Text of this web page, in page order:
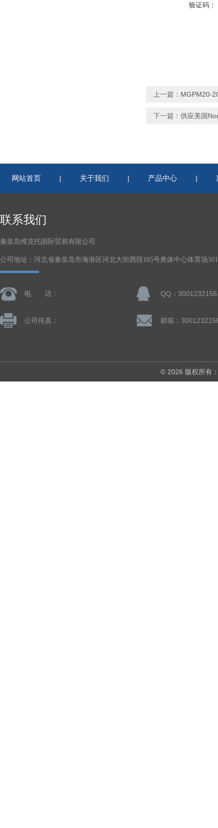
验证码：
上一篇： MGPM20-
下一篇： 供应美国
网站首页 | 关于我们 | 产品中心 |
联系我们
秦皇岛维克托国际贸易有限公司
公司地址：河北省秦皇岛市海港区河北大街西段185号奥体中心体育场
电 话： QQ：3001232156
公司传真： 邮箱：
© 2026 版权所有